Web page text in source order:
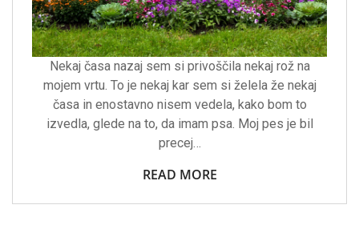
Nekaj časa nazaj sem si privoščila nekaj rož na
mojem vrtu. To je nekaj kar sem si želela že nekaj
časa in enostavno nisem vedela, kako bom to
izvedla, glede na to, da imam psa. Moj pes je bil
precej…
READ MORE